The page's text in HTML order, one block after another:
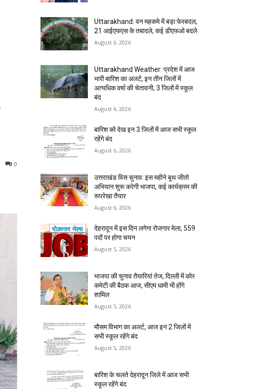
0
Uttarakhand: वन महकमे में बड़ा फेरबदल,
21 आईएफएस के तबादले, कई डीएफओ बदले
August 6, 2026
Uttarakhand Weather: प्रदेश में आज
भारी बारिश का अलर्ट, इन तीन जिलों में
अत्यधिक वर्षा की चेतावनी, 3 जिलों में स्कूल
बंद
August 6, 2026
बारिश को देख इन 3 जिलों में आज सभी स्कूल
रहेंगे बंद
August 6, 2026
उत्तराखंड विस चुनाव: इस महीने बूथ जीतो
अभियान शुरू करेगी भाजपा, कई कार्यक्रम की
रूपरेखा तैयार
August 6, 2026
देहरादून में इस दिन लगेगा रोजगार मेला, 559
पदों पर होगा चयन
August 5, 2026
भाजपा की चुनाव तैयारियां तेज, दिल्ली में कोर
कमेटी की बैठक आज, सीएम धामी भी होंगे
शामिल
August 5, 2026
मौसम विभाग का अलर्ट, आज इन 2 जिलों में
सभी स्कूल रहेंगे बंद
August 5, 2026
बारिश के चलते देहरादून जिले में आज सभी
स्कूल रहेंगे बंद